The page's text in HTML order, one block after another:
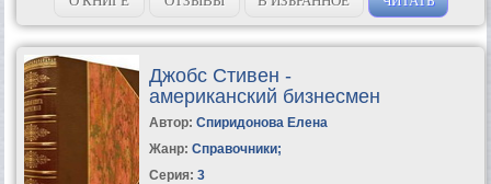
Джобс Стивен -
американский бизнесмен
Автор: Спиридонова Елена
Жанр: Справочники;
Серия: 3